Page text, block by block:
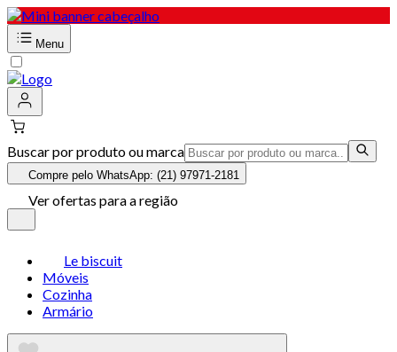
Menu
Buscar por produto ou marca
Compre pelo WhatsApp: (21) 97971-2181
Ver ofertas para a região
Le biscuit
Móveis
Cozinha
Armário